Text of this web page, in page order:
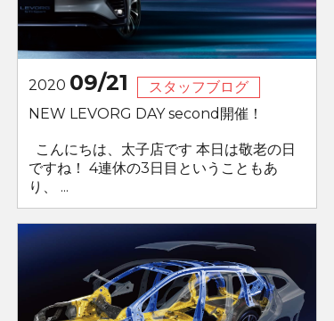
2020 09/21
スタッフブログ
NEW LEVORG DAY second開催！
こんにちは、太子店です 本日は敬老の日
ですね！ 4連休の3日目ということもあ
り、 ...